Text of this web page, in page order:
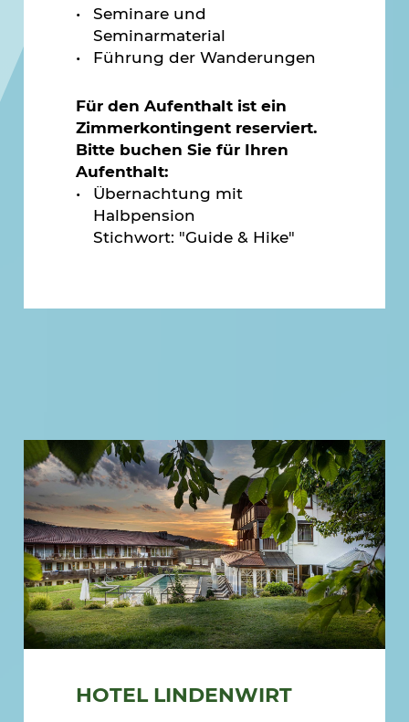
Seminare und
Seminarmaterial
Führung der Wanderungen
Für den Aufenthalt ist ein
Zimmerkontingent reserviert.
Bitte buchen Sie für Ihren
Aufenthalt:
Übernachtung mit
Halbpension
Stichwort: "Guide & Hike"
HOTEL LINDENWIRT